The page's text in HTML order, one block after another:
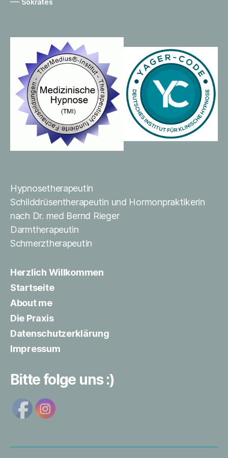
Sokrates
Hypnosetherapeutin
Schilddrüsentherapeutin und Hormonpraktikerin
nach Dr. med Bernd Rieger
Darmtherapeutin
Schmerztherapeutin
Herzlich Willkommen
Startseite
About me
Die Praxis
Datenschutzerklärung
Impressum
Bitte folge uns :)